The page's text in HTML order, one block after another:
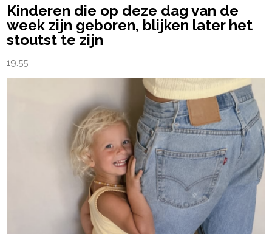
Kinderen die op deze dag van de
week zijn geboren, blijken later het
stoutst te zijn
19:55